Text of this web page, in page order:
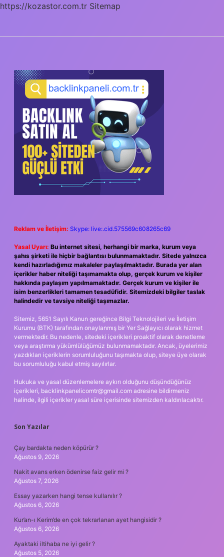
https://kozastor.com.tr Sitemap
SIDEBAR
Reklam ve İletişim: Skype: live:.cid.575569c608265c69
Yasal Uyarı: Bu internet sitesi, herhangi bir marka, kurum veya
şahıs şirketi ile hiçbir bağlantısı bulunmamaktadır. Sitede yalnızca
kendi hazırladığımız makaleler paylaşılmaktadır. Burada yer alan
içerikler haber niteliği taşımamakta olup, gerçek kurum ve kişiler
hakkında paylaşım yapılmamaktadır. Gerçek kurum ve kişiler ile
isim benzerlikleri tamamen tesadüfidir. Sitemizdeki bilgiler taslak
halindedir ve tavsiye niteliği taşımazlar.
Sitemiz, 5651 Sayılı Kanun gereğince Bilgi Teknolojileri ve İletişim
Kurumu (BTK) tarafından onaylanmış bir Yer Sağlayıcı olarak hizmet
vermektedir. Bu nedenle, sitedeki içerikleri proaktif olarak denetleme
veya araştırma yükümlülüğümüz bulunmamaktadır. Ancak, üyelerimiz
yazdıkları içeriklerin sorumluluğunu taşımakta olup, siteye üye olarak
bu sorumluluğu kabul etmiş sayılırlar.
Hukuka ve yasal düzenlemelere aykırı olduğunu düşündüğünüz
içerikleri, backlinkpanelicomtr@gmail.com adresine bildirmeniz
halinde, ilgili içerikler yasal süre içerisinde sitemizden kaldırılacaktır.
Son Yazılar
Çay bardakta neden köpürür ?
Ağustos 9, 2026
Nakit avans erken ödenirse faiz gelir mi ?
Ağustos 7, 2026
Essay yazarken hangi tense kullanılır ?
Ağustos 6, 2026
Kur’an-ı Kerim’de en çok tekrarlanan ayet hangisidir ?
Ağustos 6, 2026
Ayaktaki iltihaba ne iyi gelir ?
Ağustos 5, 2026